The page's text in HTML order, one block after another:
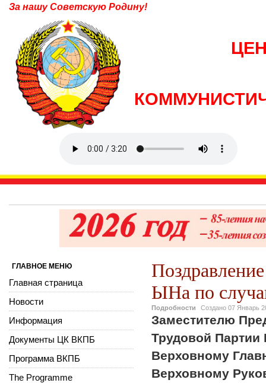
За нашу Советскую Родину!
ЫНа по
Подробности Создано 07 Январь
Заместителю
Трудовой Партии
Верховному
Верховному
ГЛАВНОЕ МЕНЮ
Главная страница
Новости
Информация
Документы ЦК ВКПБ
Программа ВКПБ
The Programme